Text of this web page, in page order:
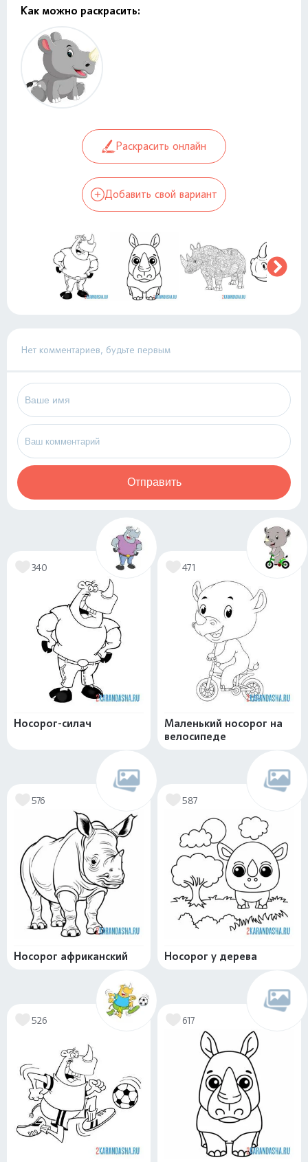
Как можно раскрасить:
Раскрасить онлайн
Добавить свой вариант
Нет комментариев, будьте первым
Отправить
340
Носорог-силач
471
Маленький носорог на
велосипеде
576
Носорог африканский
587
Носорог у дерева
526 617